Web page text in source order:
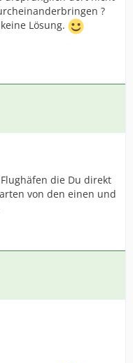
?
Lösung.
die Du direkt
von den einen und